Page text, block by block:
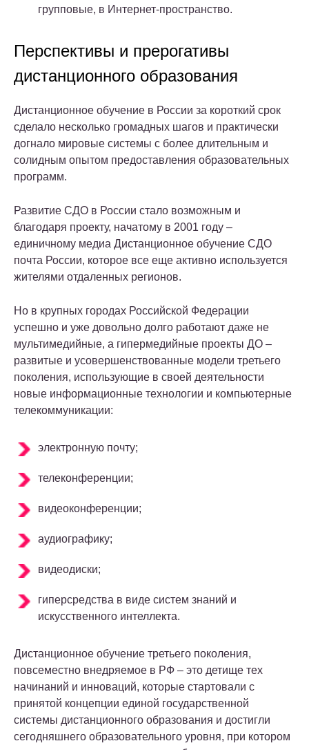
групповые, в Интернет-пространство.
Перспективы и прерогативы
дистанционного образования
Дистанционное обучение в России за короткий срок
сделало несколько громадных шагов и практически
догнало мировые системы с более длительным и
солидным опытом предоставления образовательных
программ.
Развитие СДО в России стало возможным и
благодаря проекту, начатому в 2001 году –
единичному медиа Дистанционное обучение СДО
почта России, которое все еще активно используется
жителями отдаленных регионов.
Но в крупных городах Российской Федерации
успешно и уже довольно долго работают даже не
мультимедийные, а гипермедийные проекты ДО –
развитые и усовершенствованные модели третьего
поколения, использующие в своей деятельности
новые информационные технологии и компьютерные
телекоммуникации:
электронную почту;
телеконференции;
видеоконференции;
аудиографику;
видеодиски;
гиперсредства в виде систем знаний и
искусственного интеллекта.
Дистанционное обучение третьего поколения,
повсеместно внедряемое в РФ – это детище тех
начинаний и инноваций, которые стартовали с
принятой концепции единой государственной
системы дистанционного образования и достигли
сегодняшнего образовательного уровня, при котором